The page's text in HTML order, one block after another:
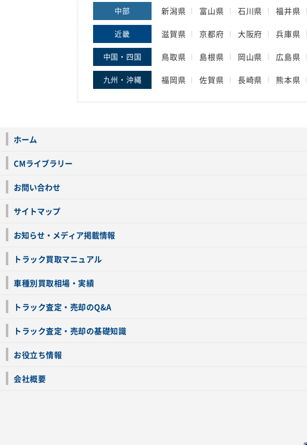
中部 新潟県 富山県 石川県 福井県
近畿 滋賀県 京都府 大阪府 兵庫県
中国・四国 鳥取県 島根県 岡山県 広島県
九州・沖縄 福岡県 佐賀県 長崎県 熊本県
ホーム
CMライブラリー
お問い合わせ
サイトマップ
お知らせ・メディア掲載情報
トラック買取マニュアル
車種別買取相場・実績
トラック査定・売却のQ&A
トラック査定・売却の基礎知識
お役立ち情報
会社概要